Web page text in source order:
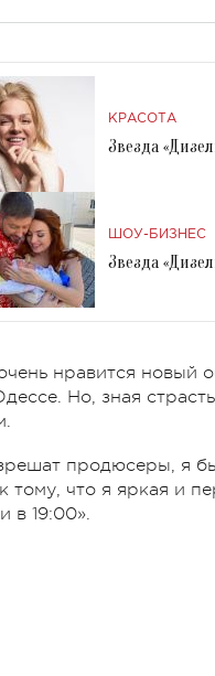
КРАСОТА
Звезда
ШОУ-БИЗНЕС
Звезда
нравится новый
Но, зная
продюсеры, я
тому, что я яркая и
в 19:00».